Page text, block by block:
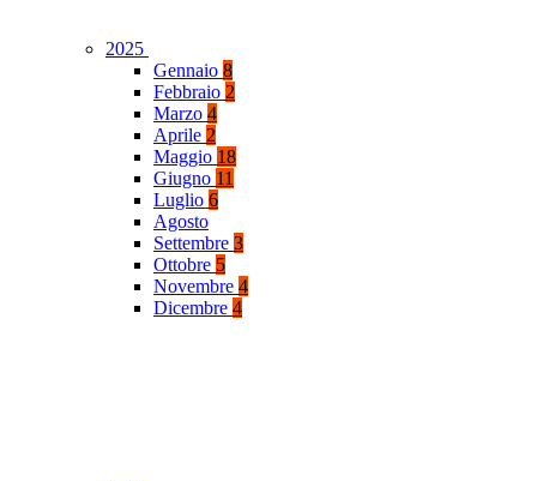
2025
Gennaio 8
Febbraio 2
Marzo 4
Aprile 2
Maggio 18
Giugno 11
Luglio 6
Agosto
Settembre 3
Ottobre 5
Novembre 4
Dicembre 4